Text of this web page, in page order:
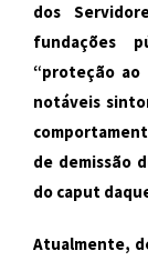
dos
fundações
“proteção ao
notáveis
de demissão
do caput
Atualmente,